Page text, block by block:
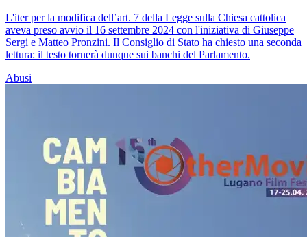
L'iter per la modifica dell’art. 7 della Legge sulla Chiesa cattolica
aveva preso avvio il 16 settembre 2024 con l'iniziativa di Giuseppe
Sergi e Matteo Pronzini. Il Consiglio di Stato ha chiesto una seconda
lettura: il testo tornerà dunque sui banchi del Parlamento.
Abusi